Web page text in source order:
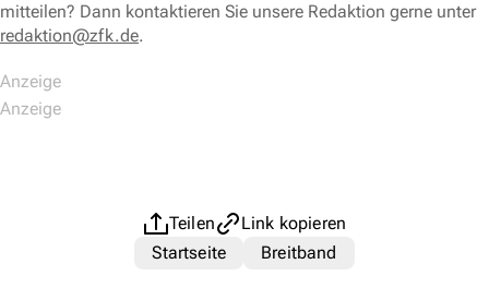
mitteilen? Dann kontaktieren Sie unsere Redaktion gerne unter
redaktion@zfk.de.
Teilen
Link kopieren
Startseite
Breitband